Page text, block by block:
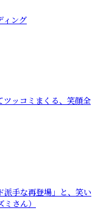
ィング
ツッコミまくる、笑顔全
派手な再登場」と、笑い
さん）